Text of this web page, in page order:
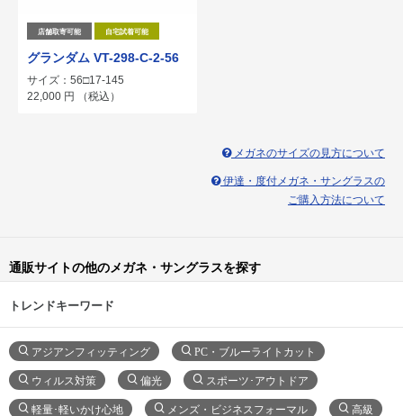
店舗取寄可能 自宅試着可能
グランダム VT-298-C-2-56
サイズ：56□17-145
22,000 円 （税込）
メガネのサイズの見方について
伊達・度付メガネ・サングラスの
ご購入方法について
通販サイトの他のメガネ・サングラスを探す
トレンドキーワード
アジアンフィッティング PC・ブルーライトカット
ウィルス対策 偏光 スポーツ･アウトドア
軽量･軽いかけ心地 メンズ・ビジネスフォーマル 高級